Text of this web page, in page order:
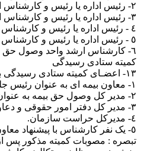
٦‏‏‏- کارشناس ارشد واحد وصول حق بیمه با تشخیص رئیس اداره یا رئیس و کارشناس ارشد واحد مذکور و تائید مدیر کل به عنوان دبیر کمیته استانی.
کمیته ستادی رسیدگی
١٣‏‏‏- اعضـای کمیته ستادی رسیدگی به شرح ذیل تعیین و جلسات کمیته مذکور با حضور کلیه اعضاء در محل ستاد مرکزی تشکیل می گردد.
١‏‏‏‏‏‏‏‏‏‏- معاون بیمه ای به عنوان رئیس جلسه .
٢‏- مدیر کل وصول حق بیمه به عنوان عضو و دبیر کمیته ستادی.
٤‏‏- مدیرکل حراست سازمان.
٥‏‏‏‏‏‏‏‏‏‏- یک نفر کارشناس با پیشنهاد معاون بیمه ای و موافقت مدیرعامل سازمان.
تبصره : مصوبات کمیته مذکور پس